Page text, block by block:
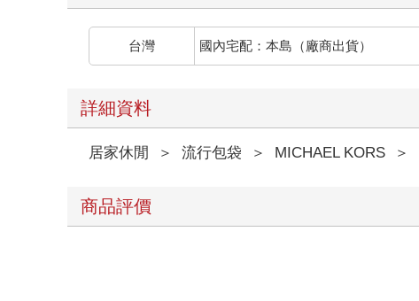
台灣 國內宅配：本島（廠商出貨）
詳細資料
居家休閒 ＞ 流行包袋 ＞ MICHAEL KORS ＞
商品評價